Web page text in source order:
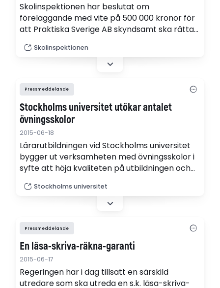
Skolinspektionen har beslutat om
föreläggande med vite på 500 000 kronor för
att Praktiska Sverige AB skyndsamt ska rätta
företagets gymnasieskola i Kristianstad.
Skolinspektionen
Pressmeddelande
Stockholms universitet utökar antalet
övningsskolor
2015-06-18
Lärarutbildningen vid Stockholms universitet
bygger ut verksamheten med övningsskolor i
syfte att höja kvaliteten på utbildningen och
professionsutveckling. Samverkan med 20 nya
övningsskolor inleds våren 2016.
Stockholms universitet
Pressmeddelande
En läsa-skriva-räkna-garanti
2015-06-17
Regeringen har i dag tillsatt en särskild
utredare som ska utreda en s.k. läsa-skriva-